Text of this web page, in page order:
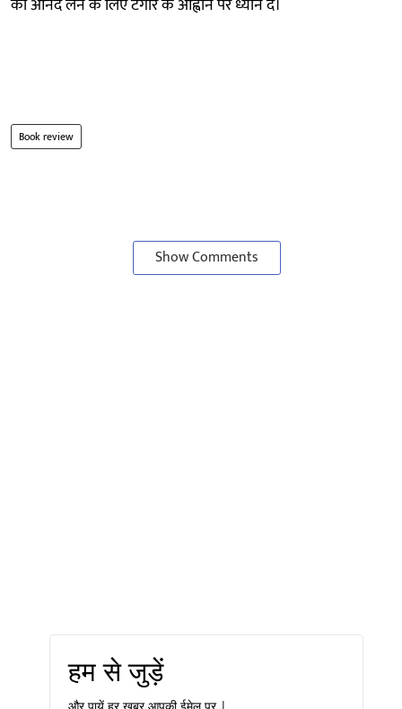
का आनंद लेने के लिए टैगोर के आह्वान पर ध्यान दें।
Book review
Show Comments
हम से जुड़ें